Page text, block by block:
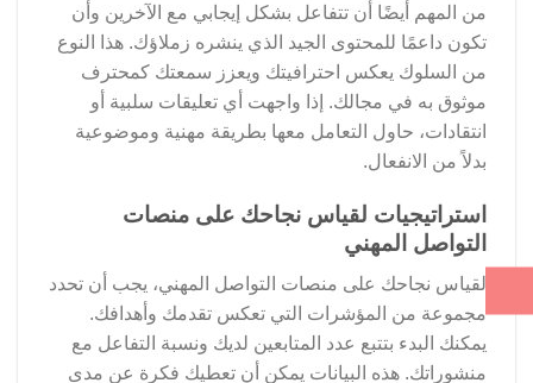
من المهم أيضًا أن تتفاعل بشكل إيجابي مع الآخرين وأن
تكون داعمًا للمحتوى الجيد الذي ينشره زملاؤك. هذا النوع
من السلوك يعكس احترافيتك ويعزز سمعتك كمحترف
موثوق به في مجالك. إذا واجهت أي تعليقات سلبية أو
انتقادات، حاول التعامل معها بطريقة مهنية وموضوعية
بدلاً من الانفعال.
استراتيجيات لقياس نجاحك على منصات
التواصل المهني
لقياس نجاحك على منصات التواصل المهني، يجب أن تحدد
مجموعة من المؤشرات التي تعكس تقدمك وأهدافك.
يمكنك البدء بتتبع عدد المتابعين لديك ونسبة التفاعل مع
منشوراتك. هذه البيانات يمكن أن تعطيك فكرة عن مدى